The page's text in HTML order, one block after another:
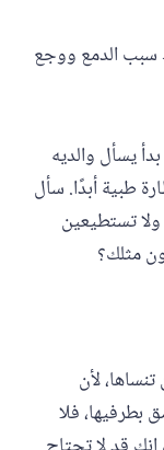
سبب الدمع ووجع
يسأل والديه
طبية أبدًا. سأل
تستطيعين
مثلك؟
لأن
فلا